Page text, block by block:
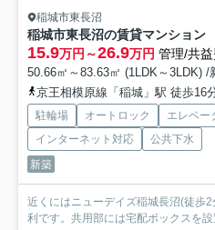
稲城市東長沼
稲城市東長沼の賃貸マンション
15.9万円～26.9万円 管理/共
50.66㎡～83.63㎡ (1LDK～3LDK) /
京王相模原線「稲城」駅 徒歩16
駐輪場 オートロック エレベー
インターネット対応
公共下水
新築
近くにはニューデイズ稲城長沼(徒歩
利です。共用部には宅配ボックスを